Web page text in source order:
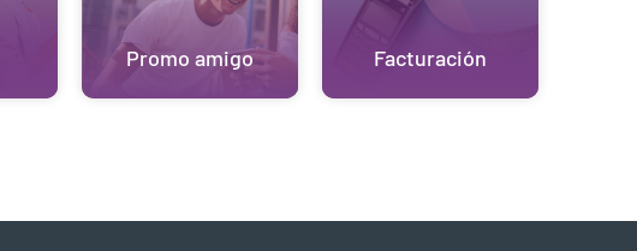
Promo amigo Facturación